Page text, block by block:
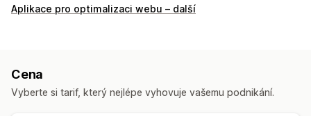
Chování zákazníků
Analýza zákaznických segmentů
Aplikace pro optimalizaci webu – další
Cena
Vyberte si tarif, který nejlépe vyhovuje vašemu podnikání.